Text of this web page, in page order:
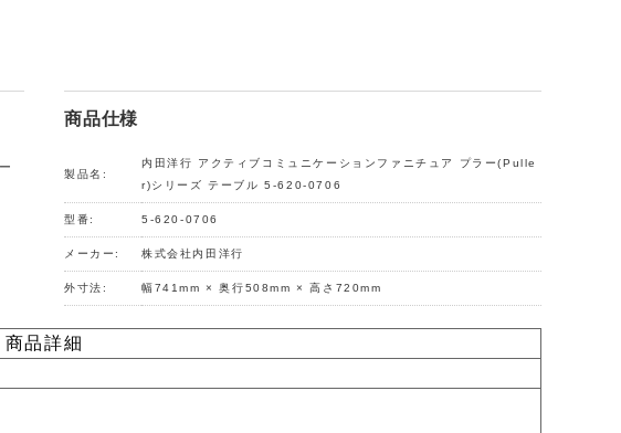
商品仕様
製品名:
内田洋行 アクティブコミュニケーションファニチュア プラー(Pulle
r)シリーズ テーブル 5-620-0706
型番: 5-620-0706
メーカー: 株式会社内田洋行
外寸法: 幅741mm × 奥行508mm × 高さ720mm
商品詳細